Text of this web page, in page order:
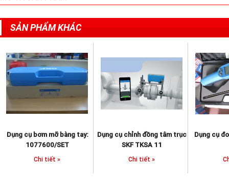
SẢN PHẨM KHÁC
Dụng cụ bơm mỡ bàng tay:
1077600/SET
Chi tiết »
Dụng cụ chỉnh đồng tâm trục
SKF TKSA 11
Chi tiết »
Dụng cụ